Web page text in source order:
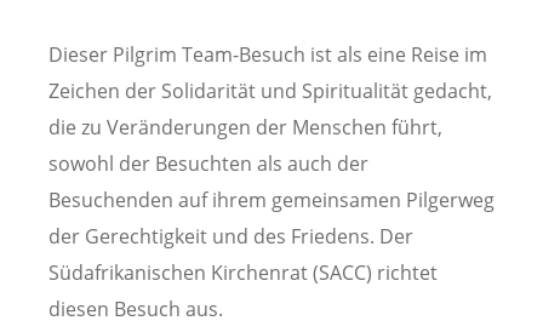
Dieser Pilgrim Team-Besuch ist als eine Reise im
Zeichen der Solidarität und Spiritualität gedacht,
die zu Veränderungen der Menschen führt,
sowohl der Besuchten als auch der
Besuchenden auf ihrem gemeinsamen Pilgerweg
der Gerechtigkeit und des Friedens. Der
Südafrikanischen Kirchenrat (SACC) richtet
diesen Besuch aus.